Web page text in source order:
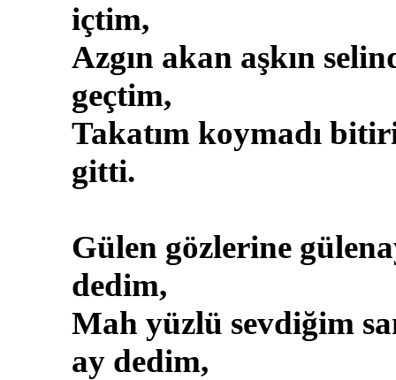
içtim,
Azgın akan aşkın
geçtim,
Takatım koymadı
gitti.
Gülen gözlerine
dedim,
Mah yüzlü sevdiğim
ay dedim,